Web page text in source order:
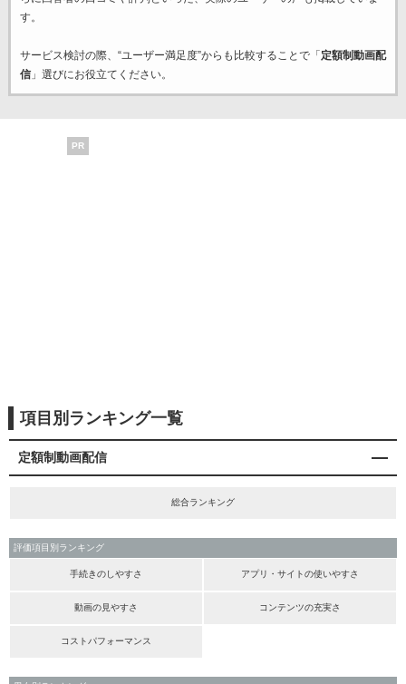
す。
サービス検討の際、“ユーザー満足度”からも比較することで「 定額制動画配
信」選びにお役立てください。
PR
項目別ランキング一覧
定額制動画配信
総合ランキング
評価項目別ランキング
手続きのしやすさ アプリ・サイトの使いやすさ
動画の見やすさ コンテンツの充実さ
コストパフォーマンス